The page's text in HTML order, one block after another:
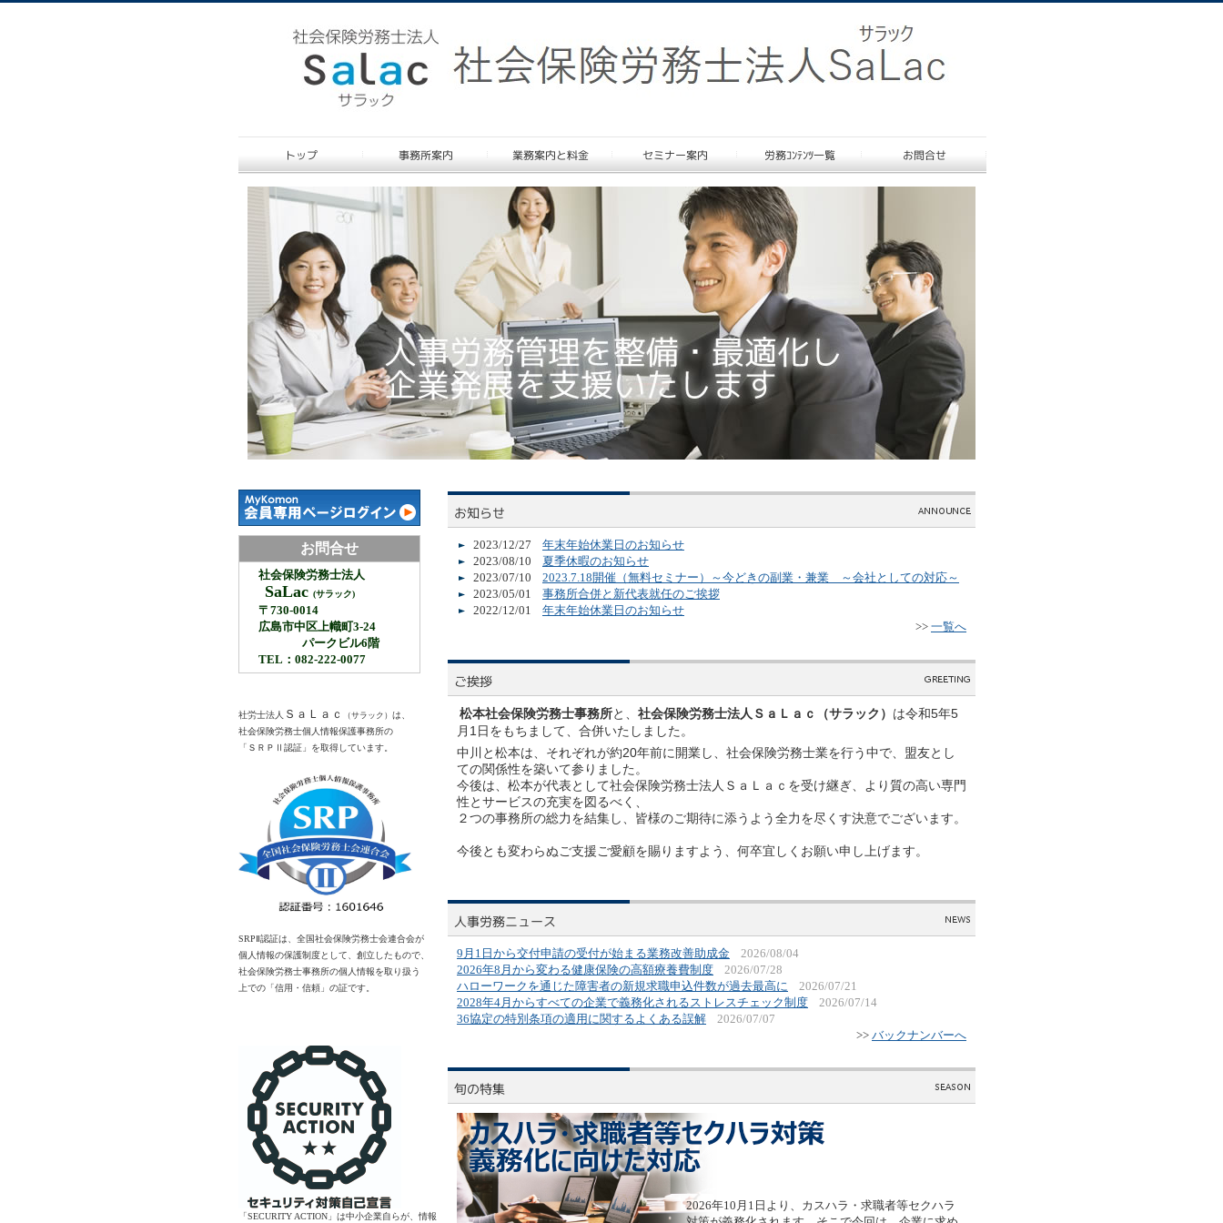
2023/12/27
年末年始休業日のお知らせ
2023/08/10
夏季休暇のお知らせ
2023/07/10
2023.7.18開催（無料セミナー）～今どきの副業・兼業 ～会社としての対応～
2023/05/01
事務所合併と新代表就任のご挨拶
2022/12/01
年末年始休業日のお知らせ
>> 一覧へ
松本社会保険労務士事務所と、 社会保険労務士法人ＳａＬａｃ（サラック） は令和5年5
月1日をもちまして、合併いたしました。
中川と松本は、それぞれが約20年前に開業し、社会保険労務士業を行う中で、盟友とし
ての関係性を築いて参りました。
今後は、松本が代表として社会保険労務士法人ＳａＬａｃを受け継ぎ、より質の高い専門
性とサービスの充実を図るべく、
２つの事務所の総力を結集し、皆様のご期待に添うよう全力を尽くす決意でございます。
今後とも変わらぬご支援ご愛顧を賜りますよう、何卒宜しくお願い申し上げます。
9月1日から交付申請の受付が始まる業務改善助成金
2026/08/04
2026年8月から変わる健康保険の高額療養費制度
2026/07/28
ハローワークを通じた障害者の新規求職申込件数が過去最高に
2026/07/21
2028年4月からすべての企業で義務化されるストレスチェック制度
2026/07/14
36協定の特別条項の適用に関するよくある誤解
2026/07/07
>> バックナンバーへ
2026年10月1日より、カスハラ・求職者等セクハラ
お問合せ
社会保険労務士法人
SaLac (サラック)
〒730-0014
広島市中区上幟町3-24
パークビル6階
TEL：082-222-0077
社労士法人 ＳａＬａｃ （サラック） は、
社会保険労務士個人情報保護事務所の
「ＳＲＰⅡ認証」を取得しています。
SRPⅡ認証は、全国社会保険労務士会連合会が
個人情報の保護制度として、創立したもので、
社会保険労務士事務所の個人情報を取り扱う
上での「信用・信頼」の証です。
「SECURITY ACTION」は中小企業自らが、情報